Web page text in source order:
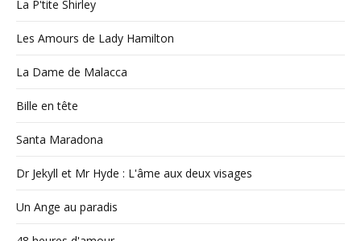
La P'tite Shirley
Les Amours de Lady Hamilton
La Dame de Malacca
Bille en tête
Santa Maradona
Dr Jekyll et Mr Hyde : L'âme aux deux visages
Un Ange au paradis